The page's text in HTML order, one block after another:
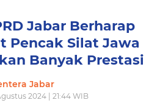
Jabar Berharap
Pencak Silat Jawa
Banyak Prestasi
Jabar
2024 | 21:44 WIB